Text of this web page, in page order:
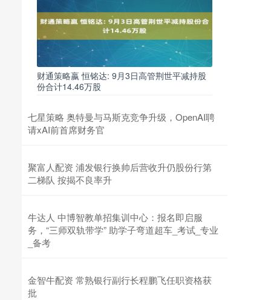
财通策略嬴 恒铭达: 9月3日高管荆世平减持股
份合计14.46万股
七星策略 奥特曼与马斯克竞争升级，OpenAI聘
请xAI前首席财务官
聚富人配资 浦发银行换帅后营收升仍股份行第
二梯队 按揭不良率升
牛达人 中博智教单招集训中心：报名即启服
务，“三师双轨带学” 助学子弯道超车_考试_专业
_备考
金智牛配资 常熟银行副行长程鹏飞任职资格获
批